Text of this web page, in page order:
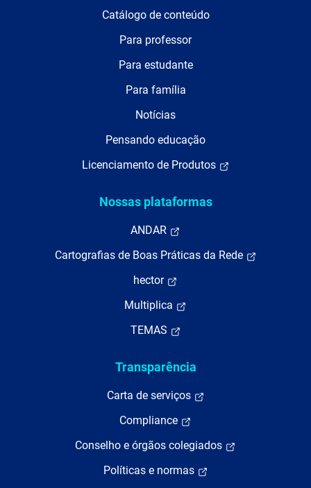
Catálogo de conteúdo
Para professor
Para estudante
Para família
Notícias
Pensando educação
Licenciamento de Produtos
Nossas plataformas
ANDAR
Cartografias de Boas Práticas da Rede
hector
Multiplica
TEMAS
Transparência
Carta de serviços
Compliance
Conselho e órgãos colegiados
Políticas e normas